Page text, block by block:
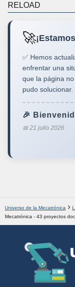
RELOAD
🚀
✅ Hemos
enfrentar una
que la página
pudo solucionar.
🎉
📅 21 julio 2026
Universo de la Mecatrónica
Mecatrónica - 43 proyectos